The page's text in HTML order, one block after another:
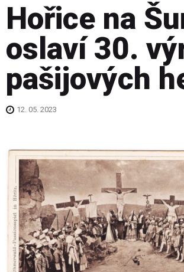
Hořice na
oslaví 30.
pašijových
12. 05. 2023